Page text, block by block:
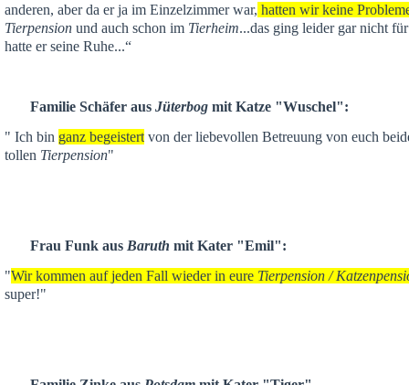
anderen, aber da er ja im Einzelzimmer war, hatten wir keine
Tierpension und auch schon im Tierheim...das ging leider gar nicht
hatte er seine Ruhe...“
Familie Schäfer aus Jüterbog mit Katze "Wuschel":
" Ich bin ganz begeistert von der liebevollen Betreuung von euch
tollen Tierpension"
Frau Funk aus Baruth mit Kater "Emil":
"Wir kommen auf jeden Fall wieder in eure Tierpension /
super!"